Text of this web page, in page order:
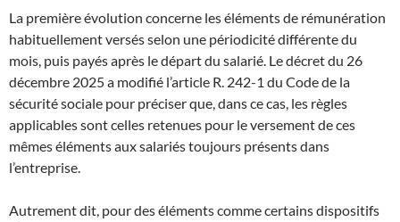
La première évolution concerne les éléments de rémunération
habituellement versés selon une périodicité différente du
mois, puis payés après le départ du salarié. Le décret du 26
décembre 2025 a modifié l’article R. 242-1 du Code de la
sécurité sociale pour préciser que, dans ce cas, les règles
applicables sont celles retenues pour le versement de ces
mêmes éléments aux salariés toujours présents dans
l’entreprise.
Autrement dit, pour des éléments comme certains dispositifs